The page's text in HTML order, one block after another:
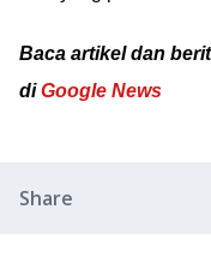
Baca artikel dan
diGoogle News
Share